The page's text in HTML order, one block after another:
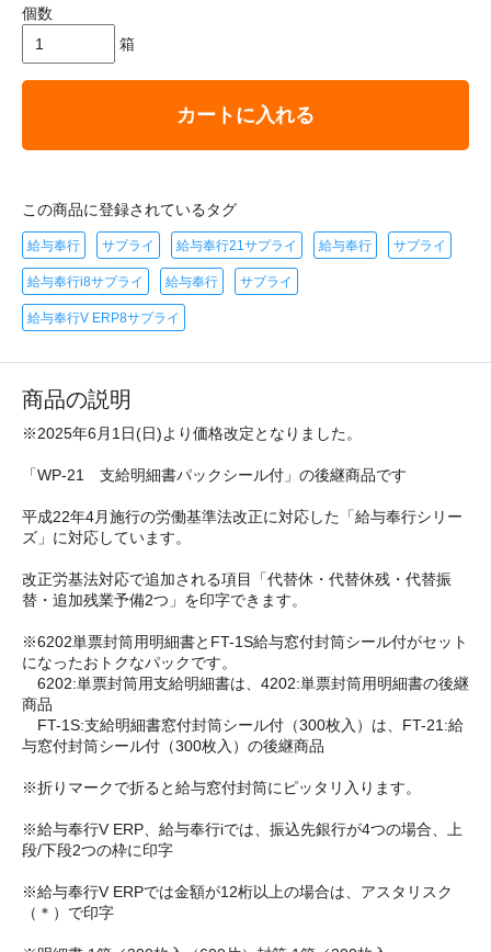
個数
箱
カートに入れる
この商品に登録されているタグ
給与奉行 サプライ 給与奉行21サプライ 給与奉行 サプライ
給与奉行i8サプライ 給与奉行 サプライ
給与奉行V ERP8サプライ
商品の説明
※2025年6月1日(日)より価格改定となりました。
「WP-21 支給明細書パックシール付」の後継商品です
平成22年4月施行の労働基準法改正に対応した「給与奉行シリー
ズ」に対応しています。
改正労基法対応で追加される項目「代替休・代替休残・代替振
替・追加残業予備2つ」を印字できます。
※6202単票封筒用明細書とFT-1S給与窓付封筒シール付がセット
になったおトクなパックです。
6202:単票封筒用支給明細書は、4202:単票封筒用明細書の後継
商品
FT-1S:支給明細書窓付封筒シール付（300枚入）は、FT-21:給
与窓付封筒シール付（300枚入）の後継商品
※折りマークで折ると給与窓付封筒にピッタリ入ります。
※給与奉行V ERP、給与奉行iでは、振込先銀行が4つの場合、上
段/下段2つの枠に印字
※給与奉行V ERPでは金額が12桁以上の場合は、アスタリスク
（＊）で印字